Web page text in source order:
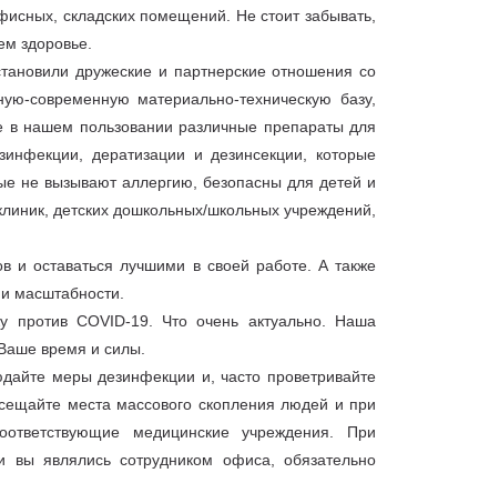
складских помещений. Не стоит забывать,
здоровье.
дружеские и партнерские отношения со
современную материально-техническую базу,
в нашем пользовании различные препараты для
дератизации и дезинсекции, которые
не вызывают аллергию, безопасны для детей и
детских дошкольных/школьных учреждений,
и оставаться лучшими в своей работе. А также
масштабности.
COVID-19. Что очень актуально. Наша
время и силы.
меры дезинфекции и, часто проветривайте
места массового скопления людей и при
медицинские учреждения. При
являлись сотрудником офиса, обязательно